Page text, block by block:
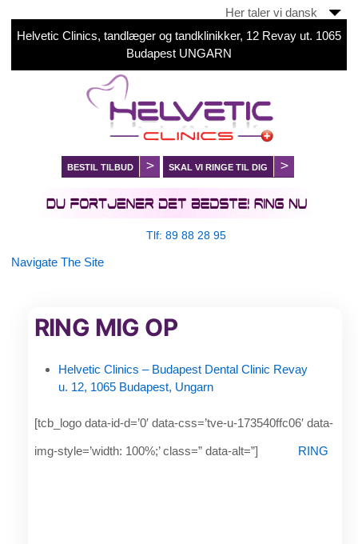
Helvetic Clinics, tandlæger og tandklinikker, 12 Revay ut. 1065
Budapest UNGARN
Her taler vi dansk
BESTIL TILBUD SKAL VI RINGE TIL DIG
Tlf: 89 88 28 95
Navigate The Site
RING MIG OP
Helvetic Clinics – Budapest Dental Clinic Revay
u. 12, 1065 Budapest, Ungarn
[tcb_logo data-id-d=’0′ data-css=’tve-u-173540ffc06′ data-
img-style=’width: 100%;’ class=” data-alt=”] RING